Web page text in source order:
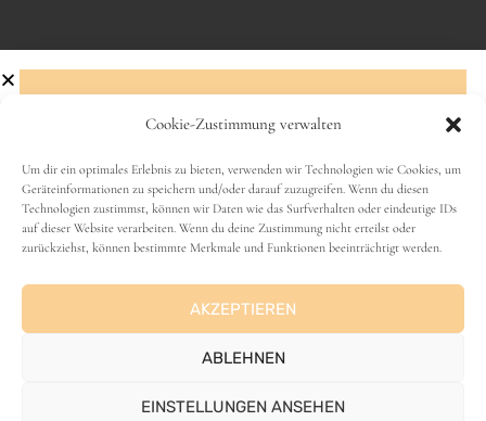
Cookie-Zustimmung verwalten
Um dir ein optimales Erlebnis zu bieten, verwenden wir Technologien wie Cookies, um
Geräteinformationen zu speichern und/oder darauf zuzugreifen. Wenn du diesen
Technologien zustimmst, können wir Daten wie das Surfverhalten oder eindeutige IDs
auf dieser Website verarbeiten. Wenn du deine Zustimmung nicht erteilst oder
zurückziehst, können bestimmte Merkmale und Funktionen beeinträchtigt werden.
AKZEPTIEREN
ABLEHNEN
EINSTELLUNGEN ANSEHEN
VANLIFE
Abonniere den Newsletter!
Name